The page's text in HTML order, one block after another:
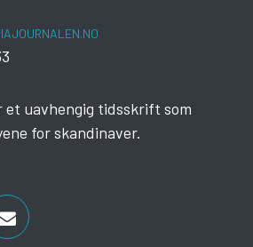
et uavhengig tidsskrift som
for skandinaver.